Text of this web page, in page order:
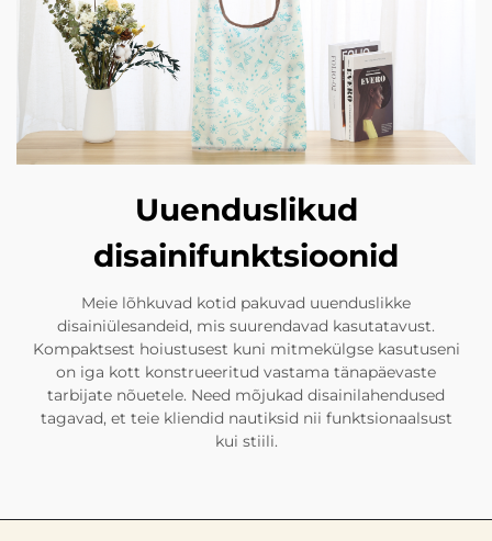
Uuenduslikud
disainifunktsioonid
Meie lõhkuvad kotid pakuvad uuenduslikke
disainiülesandeid, mis suurendavad kasutatavust.
Kompaktsest hoiustusest kuni mitmekülgse kasutuseni
on iga kott konstrueeritud vastama tänapäevaste
tarbijate nõuetele. Need mõjukad disainilahendused
tagavad, et teie kliendid nautiksid nii funktsionaalsust
kui stiili.